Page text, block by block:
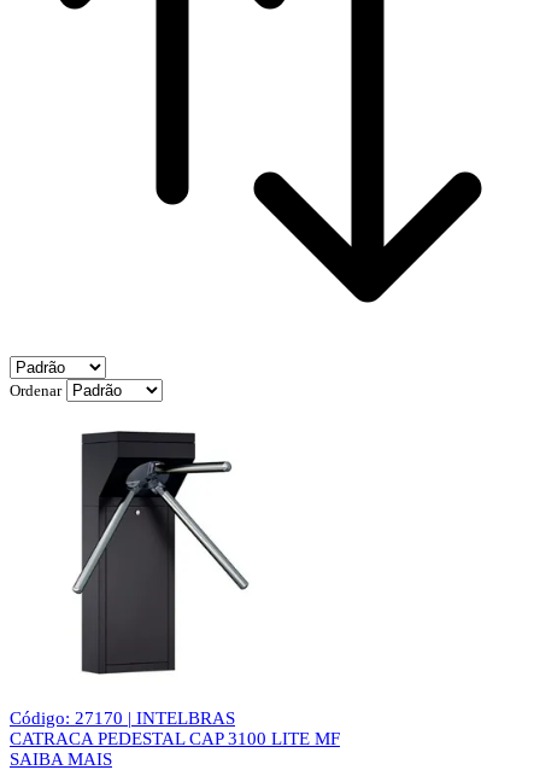
Ordenar
Código: 27170 | INTELBRAS
CATRACA PEDESTAL CAP 3100 LITE MF
SAIBA MAIS